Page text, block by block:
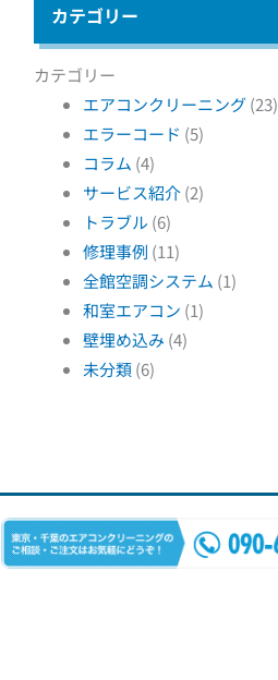
カテゴリー
カテゴリー
エアコンクリーニング(23)
エラーコード (5)
コラム (4)
サービス紹介(2)
トラブル (6)
修理事例 (11)
全館空調システム (1)
和室エアコン (1)
壁埋め込み (4)
未分類(6)